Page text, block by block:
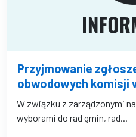
Przyjmowanie
obwodowych komisji
W związku z zarządzonymi
wyborami do rad gmin, rad...